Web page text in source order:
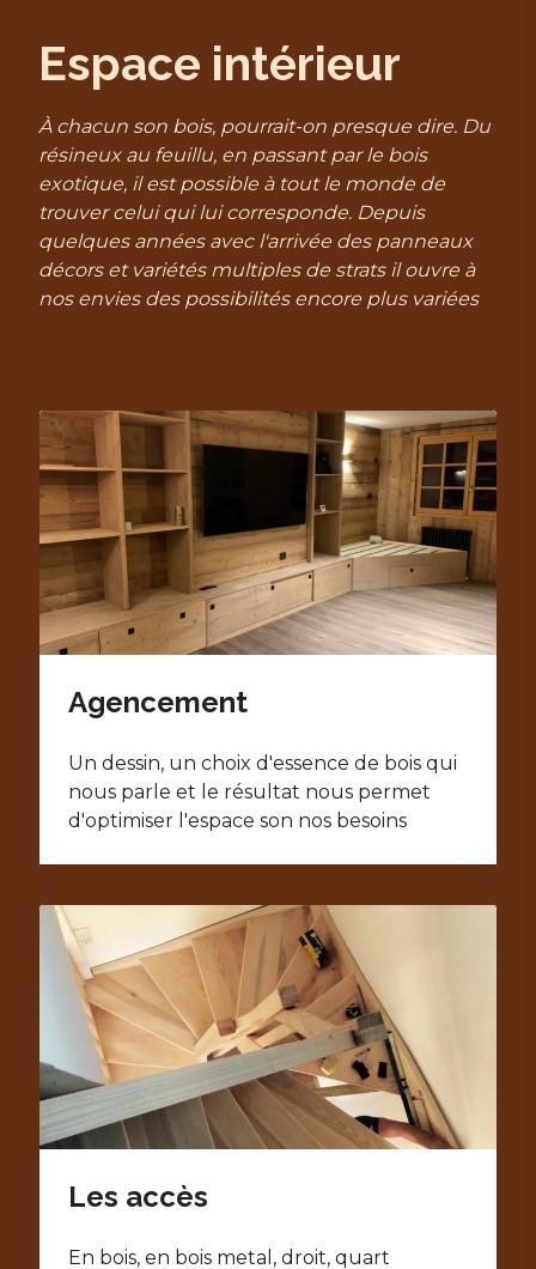
Espace intérieur
À chacun son bois, pourrait-on presque dire. Du
résineux au feuillu, en passant par le bois
exotique, il est possible à tout le monde de
trouver celui qui lui corresponde. Depuis
quelques années avec l'arrivée des panneaux
décors et variétés multiples de strats il ouvre à
nos envies des possibilités encore plus variées
Agencement
Un dessin, un choix d'essence de bois qui
nous parle et le résultat nous permet
d'optimiser l'espace son nos besoins
Les accès
En bois, en bois metal, droit, quart